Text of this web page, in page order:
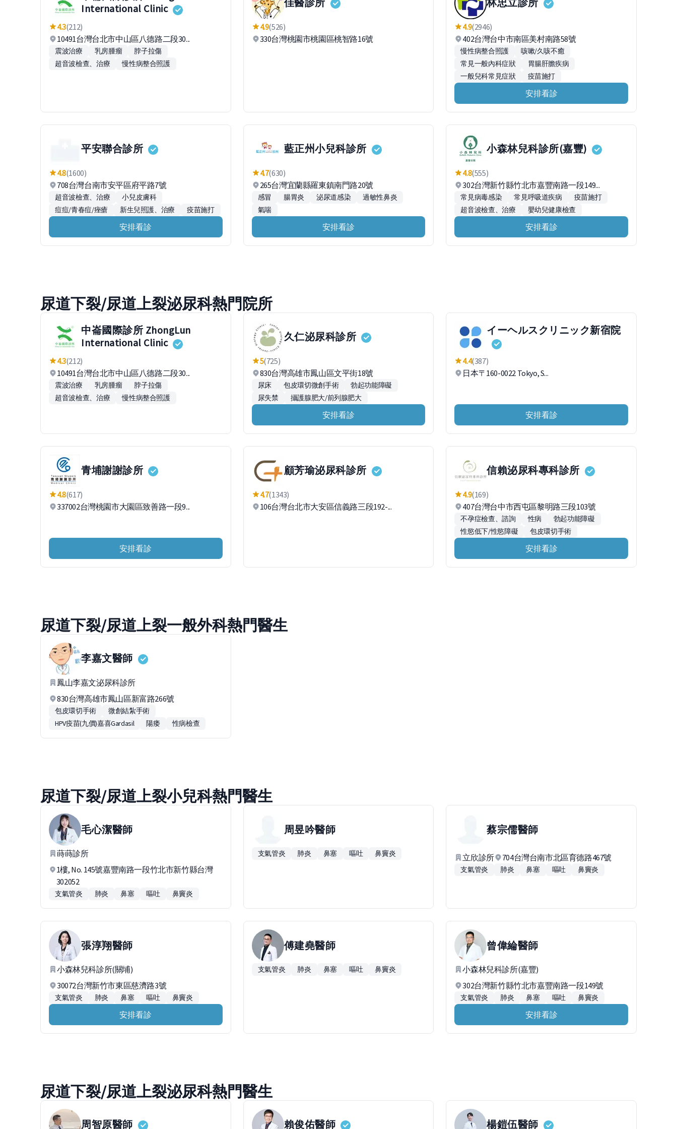
International Clinic
4.3(212)
10491台灣台北市中山區八德路二段30...
震波治療 乳房腫瘤
脖子拉傷
超音波檢查、治療
慢性病整合照護
4.9(526)
330台灣桃園市桃園區桃智路16號
4.9(2946)
402台灣台中市南區美村南路58號
慢性病整合照護
咳嗽/久咳不癒
常見一般內科症狀
胃腸肝膽疾病
一般兒科常見症狀
疫苗施打
安排看診
平安聯合診所
4.8(1600)
708台灣台南市安平區府平路7號
超音波檢查、治療
小兒皮膚科
痘痘/青春痘/痤瘡
新生兒照護、治療 疫苗施打
安排看診
藍正州小兒科診所
4.7(630)
265台灣宜蘭縣羅東鎮南門路20號
感冒 腸胃炎 泌尿道感染
過敏性鼻炎
氣喘
安排看診
小森林兒科診所(嘉豐)
4.8(555)
302台灣新竹縣竹北市嘉豐南路一段149...
常見病毒感染 常見呼吸道疾病
疫苗施打
超音波檢查、治療
嬰幼兒健康檢查
安排看診
尿道下裂/尿道上裂泌尿科熱門院所
中崙國際診所 ZhongLun
International Clinic
4.3(212)
10491台灣台北市中山區八德路二段30...
震波治療 乳房腫瘤
脖子拉傷
超音波檢查、治療
慢性病整合照護
久仁泌尿科診所
5(725)
830台灣高雄市鳳山區文平街18號
尿床 包皮環切微創手術
勃起功能障礙
尿失禁
攝護腺肥大/前列腺肥大
安排看診
イーヘルスクリニック新宿院
4.4(387)
日本〒160-0022 Tokyo, S...
安排看診
青埔謝謝診所
4.8(617)
337002台灣桃園市大園區致善路一段9...
安排看診
顧芳瑜泌尿科診所
4.7(1343)
106台灣台北市大安區信義路三段192-...
信賴泌尿科專科診所
4.9(169)
407台灣台中市西屯區黎明路三段103號
不孕症檢查、諮詢 性病
勃起功能障礙
性慾低下/性慾障礙
包皮環切手術
安排看診
尿道下裂/尿道上裂一般外科熱門醫生
李嘉文醫師
鳳山李嘉文泌尿科診所
830台灣高雄市鳳山區新富路266號
包皮環切手術
微創結紮手術
HPV疫苗(九價)嘉喜Gardasil
陽痿 性病檢查
尿道下裂/尿道上裂小兒科熱門醫生
毛心潔醫師
蒔蒔診所
1樓, No. 145號嘉豐南路一段竹北市新竹縣台灣
302052
支氣管炎 肺炎 鼻塞 嘔吐 鼻竇炎
周昱吟醫師
支氣管炎 肺炎 鼻塞 嘔吐 鼻竇炎
蔡宗儒醫師
立欣診所 704台灣台南市北區育德路467號
支氣管炎 肺炎 鼻塞 嘔吐 鼻竇炎
張淳翔醫師
小森林兒科診所(關埔)
30072台灣新竹市東區慈濟路3號
支氣管炎 肺炎 鼻塞 嘔吐 鼻竇炎
安排看診
傅建堯醫師
支氣管炎 肺炎 鼻塞 嘔吐 鼻竇炎
曾偉綸醫師
小森林兒科診所(嘉豐)
302台灣新竹縣竹北市嘉豐南路一段149號
支氣管炎 肺炎 鼻塞 嘔吐 鼻竇炎
安排看診
尿道下裂/尿道上裂泌尿科熱門醫生
周智原醫師 賴俊佑醫師 楊鎧伍醫師